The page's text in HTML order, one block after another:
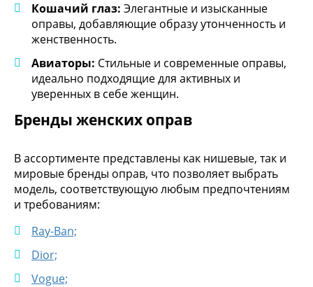
Кошачий глаз: Элегантные и изысканные
оправы, добавляющие образу утонченность и
женственность.
Авиаторы: Стильные и современные оправы,
идеально подходящие для активных и
уверенных в себе женщин.
Бренды женских оправ
В ассортименте представлены как нишевые, так и
мировые бренды оправ, что позволяет выбрать
модель, соответствующую любым предпочтениям
и требованиям:
Ray-Ban;
Dior;
Vogue;